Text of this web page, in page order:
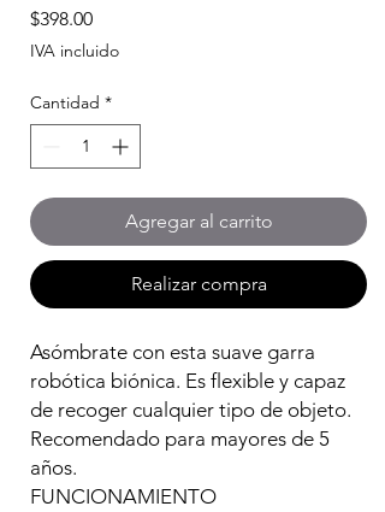
$398.00Precio
IVA incluido
Cantidad *
Agregar al carrito
Realizar compra
Asómbrate con esta suave garra
robótica biónica. Es flexible y capaz
de recoger cualquier tipo de objeto.
Recomendado para mayores de 5
años.
FUNCIONAMIENTO